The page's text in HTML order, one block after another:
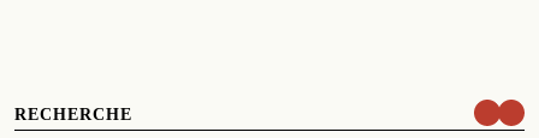
RECHERCHE